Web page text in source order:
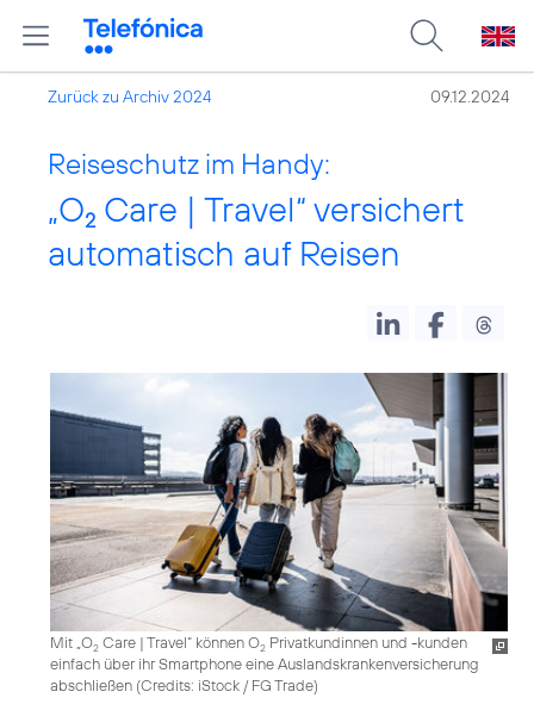
Zurück zu Archiv 2024 09.12.2024
Reiseschutz im Handy:
„O2 Care | Travel“ versichert
automatisch auf Reisen
Mit „O2 Care | Travel“ können O2 Privatkundinnen und -kunden
einfach über ihr Smartphone eine Auslandskrankenversicherung
abschließen (Credits: iStock / FG Trade)